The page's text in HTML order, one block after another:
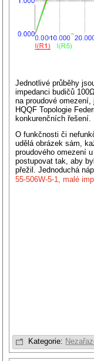
Jednotlivé průběhy
impedanci budičů
na proudové
HQQF Topologie
konkurenčních řešení.
O funkčnosti či
udělá obrázek sám,
proudového omezení
postupovat tak, aby
přežil. Jednoduchá
55-506W-5-1, malé
Kategorie: